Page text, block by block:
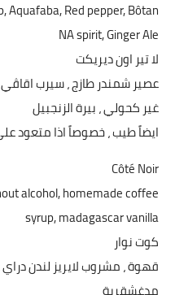
Aquafaba, Red pepper, Bôtan
NA spirit, Ginger Ale
لا تير اون ديريكت
عصير شمندر طازج ، سيرب اقاڤي
غير كحولي ، بيرة الزنجبيل
ايضاً طيب ، خصوصاً اذا متعود
Côté Noir
alcohol, homemade coffee
syrup, madagascar vanilla
كوت نوار
قهوة ، مشروب لايريز لندن
مدغشقرية